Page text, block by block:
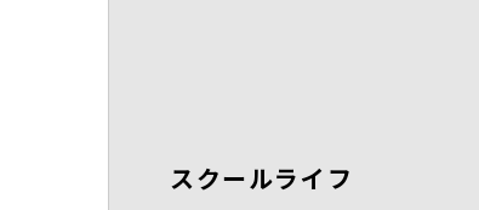
スクールライフ